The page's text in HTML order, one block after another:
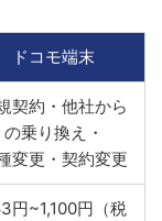
ドコモ端末
契約・他社から
の乗り換え・
変更・契約変更
円~1,100円（税